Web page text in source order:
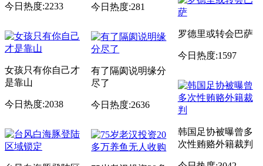
今日热度:2233
女孩只有你自己才
是靠山
今日热度:2038
今日热度:281
有了隔阂说明缘分
尽了
今日热度:2636
罗德里或转会巴萨
今日热度:1597
韩国足协被曝曾多
次性贿赂外籍裁判